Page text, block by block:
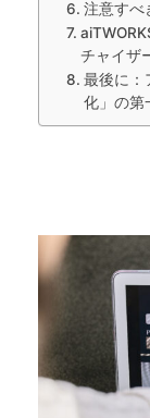
注意すべ
チャイザ
最後に：
化」の第